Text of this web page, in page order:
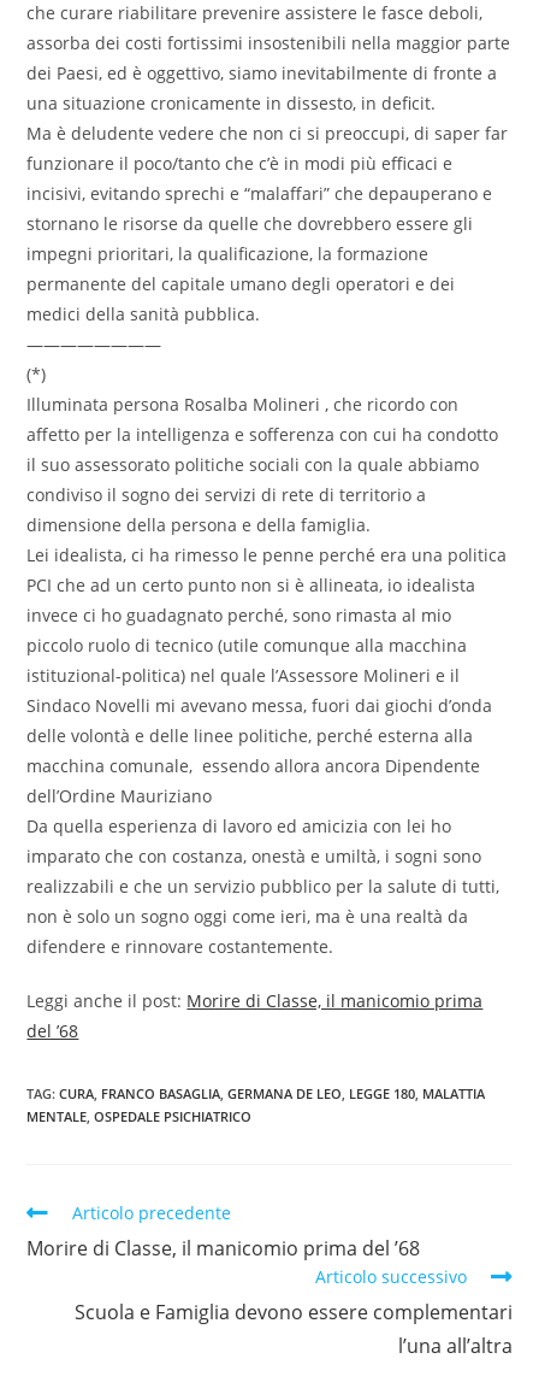
che curare riabilitare prevenire assistere le fasce deboli,
assorba dei costi fortissimi insostenibili nella maggior parte
dei Paesi, ed è oggettivo, siamo inevitabilmente di fronte a
una situazione cronicamente in dissesto, in deficit.
Ma è deludente vedere che non ci si preoccupi, di saper far
funzionare il poco/tanto che c’è in modi più efficaci e
incisivi, evitando sprechi e “malaffari” che depauperano e
stornano le risorse da quelle che dovrebbero essere gli
impegni prioritari, la qualificazione, la formazione
permanente del capitale umano degli operatori e dei
medici della sanità pubblica.
————————
(*)
Illuminata persona Rosalba Molineri , che ricordo con
affetto per la intelligenza e sofferenza con cui ha condotto
il suo assessorato politiche sociali con la quale abbiamo
condiviso il sogno dei servizi di rete di territorio a
dimensione della persona e della famiglia.
Lei idealista, ci ha rimesso le penne perché era una politica
PCI che ad un certo punto non si è allineata, io idealista
invece ci ho guadagnato perché, sono rimasta al mio
piccolo ruolo di tecnico (utile comunque alla macchina
istituzional-politica) nel quale l’Assessore Molineri e il
Sindaco Novelli mi avevano messa, fuori dai giochi d’onda
delle volontà e delle linee politiche, perché esterna alla
macchina comunale, essendo allora ancora Dipendente
dell’Ordine Mauriziano
Da quella esperienza di lavoro ed amicizia con lei ho
imparato che con costanza, onestà e umiltà, i sogni sono
realizzabili e che un servizio pubblico per la salute di tutti,
non è solo un sogno oggi come ieri, ma è una realtà da
difendere e rinnovare costantemente.
Leggi anche il post: Morire di Classe, il manicomio prima
del ’68
TAG:CURA FRANCO BASAGLIA GERMANA DE LEO LEGGE 180 MALATTIA
MENTALE OSPEDALE PSICHIATRICO
Articolo precedente
Morire di Classe, il manicomio prima del ’68
Articolo successivo
Scuola e Famiglia devono essere complementari
l’una all’altra